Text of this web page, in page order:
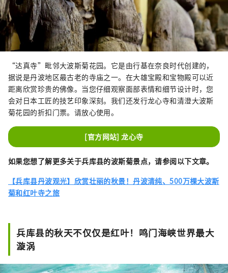
“达真寺”毗邻大波斯菊花园。它是由行基在奈良时代创建的，
据说是丹波地区最古老的寺庙之一。在大雄宝殿和宝物殿可以近
距离欣赏珍贵的佛像。当您仔细观察面部表情和细节设计时，您
会对日本工匠的技艺印象深刻。我们还发行龙心寺和清澄大波斯
菊花园的折扣门票。请放心使用。
[官方网站] 龙心寺
如果您想了解更多关于兵库县的波斯菊景点，请参阅以下文章。
【兵库县丹波观光】欣赏壮丽的秋景！丹波清纯、500万棵大波斯
菊和红叶寺之旅
兵库县的秋天不仅仅是红叶！鸣门海峡世界最大
漩涡